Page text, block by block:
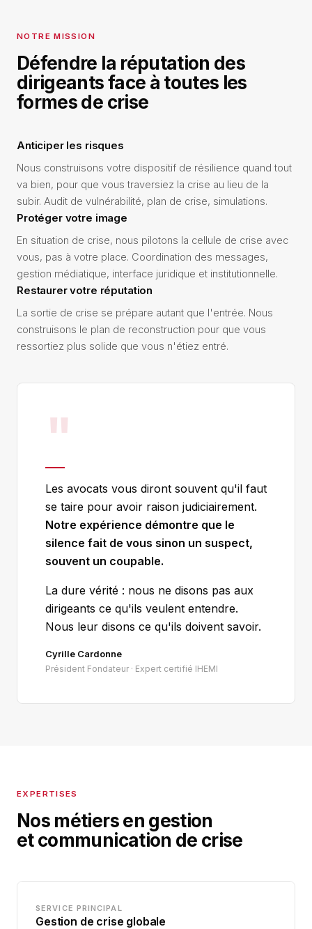
NOTRE MISSION
Défendre la réputation des
dirigeants face à toutes les
formes de crise
Anticiper les risques
Nous construisons votre dispositif de résilience quand tout
va bien, pour que vous traversiez la crise au lieu de la
subir. Audit de vulnérabilité, plan de crise, simulations.
Protéger votre image
En situation de crise, nous pilotons la cellule de crise avec
vous, pas à votre place. Coordination des messages,
gestion médiatique, interface juridique et institutionnelle.
Restaurer votre réputation
La sortie de crise se prépare autant que l'entrée. Nous
construisons le plan de reconstruction pour que vous
ressortiez plus solide que vous n'étiez entré.
"
Les avocats vous diront souvent qu'il faut
se taire pour avoir raison judiciairement.
Notre expérience démontre que le
silence fait de vous sinon un suspect,
souvent un coupable.
La dure vérité : nous ne disons pas aux
dirigeants ce qu'ils veulent entendre.
Nous leur disons ce qu'ils doivent savoir.
Cyrille Cardonne
Président Fondateur · Expert certifié IHEMI
EXPERTISES
Nos métiers en gestion
et communication de crise
SERVICE PRINCIPAL
Gestion de crise globale